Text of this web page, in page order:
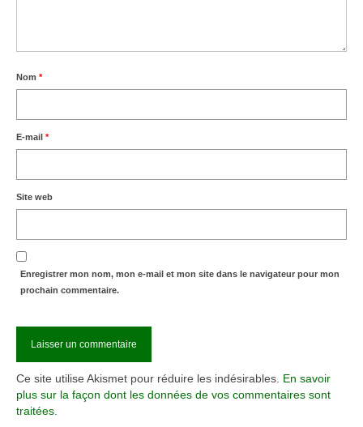
Nom *
E-mail *
Site web
Enregistrer mon nom, mon e-mail et mon site dans le navigateur pour mon
prochain commentaire.
Ce site utilise Akismet pour réduire les indésirables. En savoir
plus sur la façon dont les données de vos commentaires sont
traitées